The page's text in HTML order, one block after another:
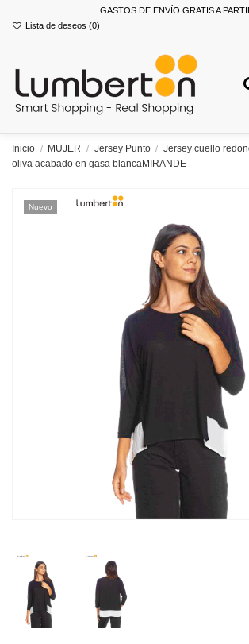
GASTOS DE ENVÍO GRATIS A
Lista de deseos (0)
Inicio MUJER Jersey Punto
Jersey cuello
oliva acabado en gasa blancaMIRANDE
Nuevo